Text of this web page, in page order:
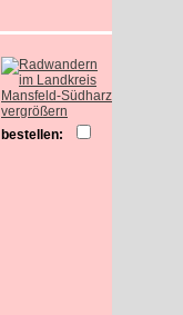
vergrößern
bestellen: